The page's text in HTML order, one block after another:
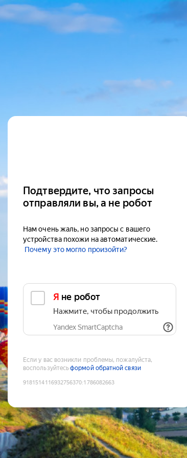
Подтвердите, что запросы
отправляли вы, а не робот
Нам очень жаль, но запросы с вашего
устройства похожи на автоматические.
Почему это могло произойти?
Я не робот
Нажмите, чтобы продолжить
Yandex SmartCaptcha
Если у вас возникли проблемы, пожалуйста,
воспользуйтесьформой обратной связи
9181514116932756370:1786082663